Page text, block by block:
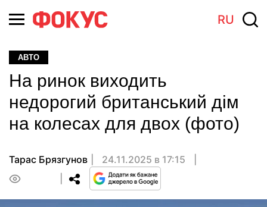
RU
АВТО
На ринок виходить
недорогий британський дім
на колесах для двох (фото)
Тарас Брязгунов
24.11.2025 в 17:15